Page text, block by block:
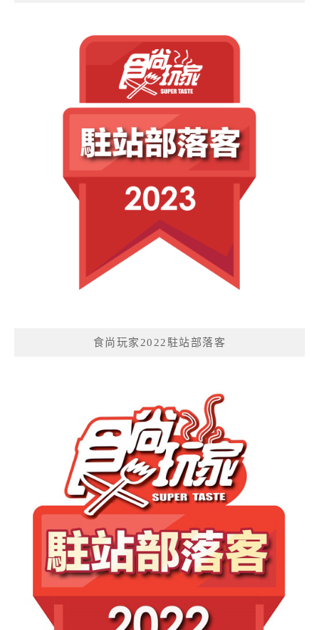
食尚玩家2022駐站部落客